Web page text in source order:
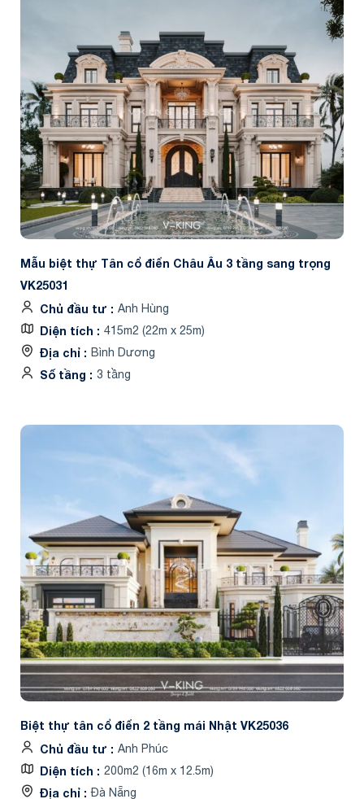
Mẫu biệt thự Tân cổ điển Châu Âu 3 tầng sang trọng
VK25031
Chủ đầu tư
Anh Hùng
Diện tích 415m2 (22m x 25m)
Địa chỉ Bình Dương
Số tầng 3 tầng
Biệt thự tân cổ điển 2 tầng mái Nhật VK25036
Chủ đầu tư
Anh Phúc
Diện tích 200m2 (16m x 12.5m)
Địa chỉ Đà Nẵng